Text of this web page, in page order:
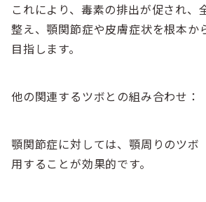
これにより、毒素の排出が促され、
整え、顎関節症や皮膚症状を根本か
目指します。
他の関連するツボとの組み合わせ：
顎関節症に対しては、顎周りのツボ
用することが効果的です。